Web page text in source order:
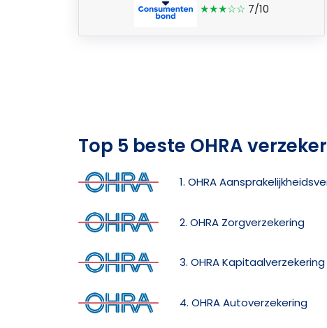
★★★☆☆ 7/10
Top 5 beste OHRA
1. OHRA
2. OHRA Zorgverzekering
3. OHRA Kapitaalverzekering
4. OHRA Autoverzekering